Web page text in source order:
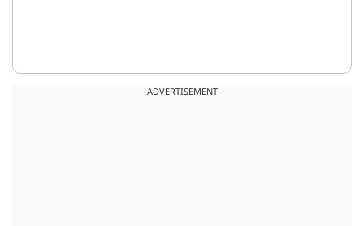
ADVERTISEMENT